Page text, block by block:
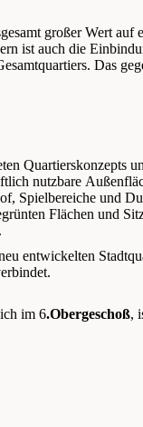
großer Wert auf
ist auch die
Das
Quartierskonzepts
nutzbare
Spielbereiche und
Flächen und
entwickelten
im 6.Obergeschoß,